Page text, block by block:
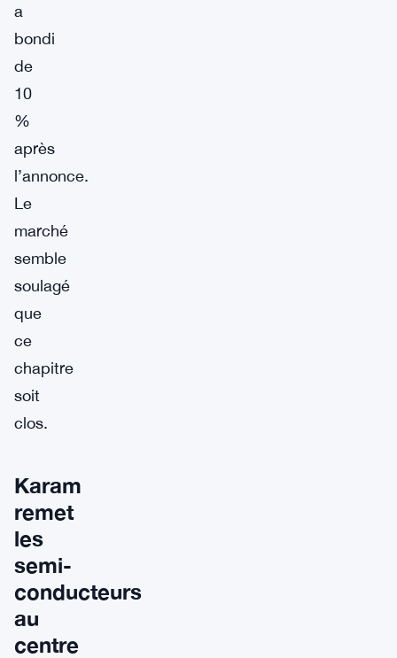
a
bondi
de
10
%
après
l’annonce.
Le
marché
semble
soulagé
que
ce
chapitre
soit
clos.
Karam
remet
les
semi-
conducteurs
au
centre